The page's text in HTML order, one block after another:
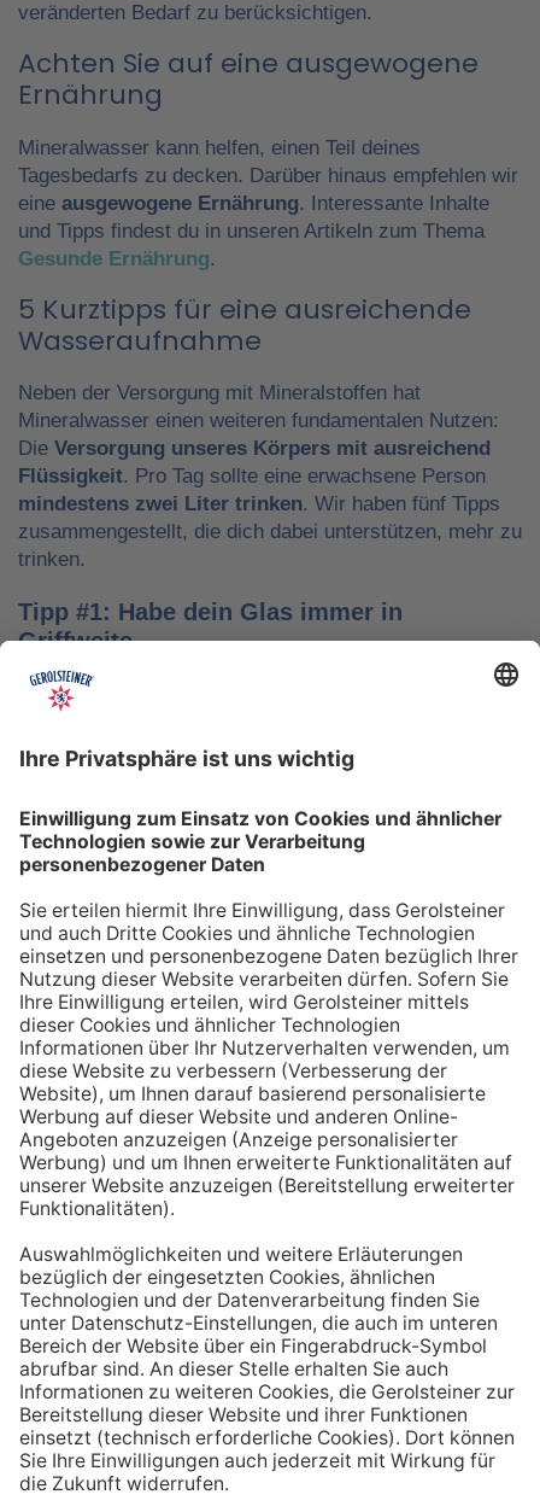
veränderten Bedarf zu berücksichtigen.
Achten Sie auf eine ausgewogene
Ernährung
Mineralwasser kann helfen, einen Teil deines
Tagesbedarfs zu decken. Darüber hinaus empfehlen wir
eine ausgewogene Ernährung. Interessante Inhalte
und Tipps findest du in unseren Artikeln zum Thema
Gesunde Ernährung.
5 Kurztipps für eine ausreichende
Wasseraufnahme
Neben der Versorgung mit Mineralstoffen hat
Mineralwasser einen weiteren fundamentalen Nutzen:
Die Versorgung unseres Körpers mit ausreichend
Flüssigkeit. Pro Tag sollte eine erwachsene Person
mindestens zwei Liter trinken. Wir haben fünf Tipps
zusammengestellt, die dich dabei unterstützen, mehr zu
trinken.
Tipp #1: Habe dein Glas immer in
Griffweite
Ob bei der Arbeit oder während der Freizeit: Wasser
nicht vergisst. Denke daran, auch unterwegs immer
etwas Wasser dabei zu haben. Kleine PET-Flaschen mit
hinnehmen.
Tipp #2: Trinke direkt nach dem Aufstehen
Über Nacht verliert dein Körper Flüssigkeit. Um gut in
den Tag zu starten, solltest du deshalb direkt nach dem
Aufstehen ein großes Glas Wasser trinken. Stelle dir
zum Beispiel eine Flasche Mineralwasser direkt ans
Bett, damit du dieses kleine Morgenritual sofort
durchführen kannst.
Tipp #3: Vor und während jeder Mahlzeit
ein Glas Wasser trinken
Dadurch verknüpfst du das Trinken mit einem Ereignis.
einer Mahlzeit trinken, unterstützt du außerdem die
Produktion von Verdauungssäften. Zusätzlich fördert
das Trinken während des Essens das Sättigungsgefühl.
Tipp #4: Peppe dein Wasser auf
Wenn dir der Geschmack von purem Mineralwasser
nicht reichen sollte, dann kannst du deine Getränke mit
einfachen Mitteln verfeinern. Mische dir einfach